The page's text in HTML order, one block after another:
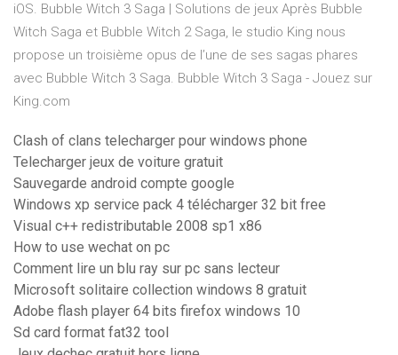
iOS. Bubble Witch 3 Saga | Solutions de jeux Après Bubble
Witch Saga et Bubble Witch 2 Saga, le studio King nous
propose un troisième opus de l’une de ses sagas phares
avec Bubble Witch 3 Saga. Bubble Witch 3 Saga - Jouez sur
King.com
Clash of clans telecharger pour windows phone
Telecharger jeux de voiture gratuit
Sauvegarde android compte google
Windows xp service pack 4 télécharger 32 bit free
Visual c++ redistributable 2008 sp1 x86
How to use wechat on pc
Comment lire un blu ray sur pc sans lecteur
Microsoft solitaire collection windows 8 gratuit
Adobe flash player 64 bits firefox windows 10
Sd card format fat32 tool